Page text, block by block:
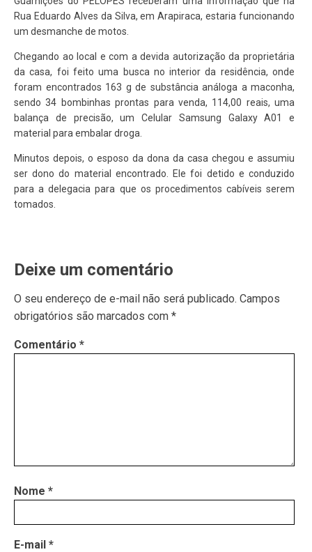
Rua Eduardo Alves da Silva, em Arapiraca, estaria funcionando
um desmanche de motos.
Chegando ao local e com a devida autorização da proprietária
da casa, foi feito uma busca no interior da residência, onde
foram encontrados 163 g de substância análoga a maconha,
sendo 34 bombinhas prontas para venda, 114,00 reais, uma
balança de precisão, um Celular Samsung Galaxy A01 e
material para embalar droga.
Minutos depois, o esposo da dona da casa chegou e assumiu
ser dono do material encontrado. Ele foi detido e conduzido
para a delegacia para que os procedimentos cabíveis serem
tomados.
Deixe um comentário
O seu endereço de e-mail não será publicado. Campos
obrigatórios são marcados com *
Comentário *
Nome *
E-mail *